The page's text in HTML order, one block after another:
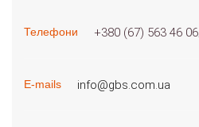
Телефони +380 (67) 563 46 06
E-mails info@gbs.com.ua